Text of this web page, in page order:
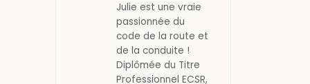
Julie est une vraie
passionnée du
code de la route et
de la conduite !
Diplômée du Titre
Professionnel ECSR,